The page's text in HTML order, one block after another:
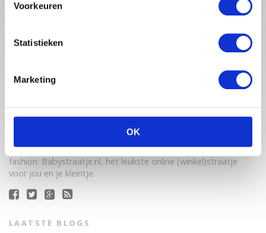
Voorkeuren
Statistieken
Marketing
OK
Babystraatje.nl is een uniek platform voor aanstaande en
jonge moeders. Een online ontmoetingsplek vol
inspirerende blogs en handige artikelen op het gebied van
zwangerschap, moederschap, babyproducten, lifestyle en
fashion. Babystraatje.nl, het leukste online (winkel)straatje
voor jou en je kleintje.
LAATSTE BLOGS